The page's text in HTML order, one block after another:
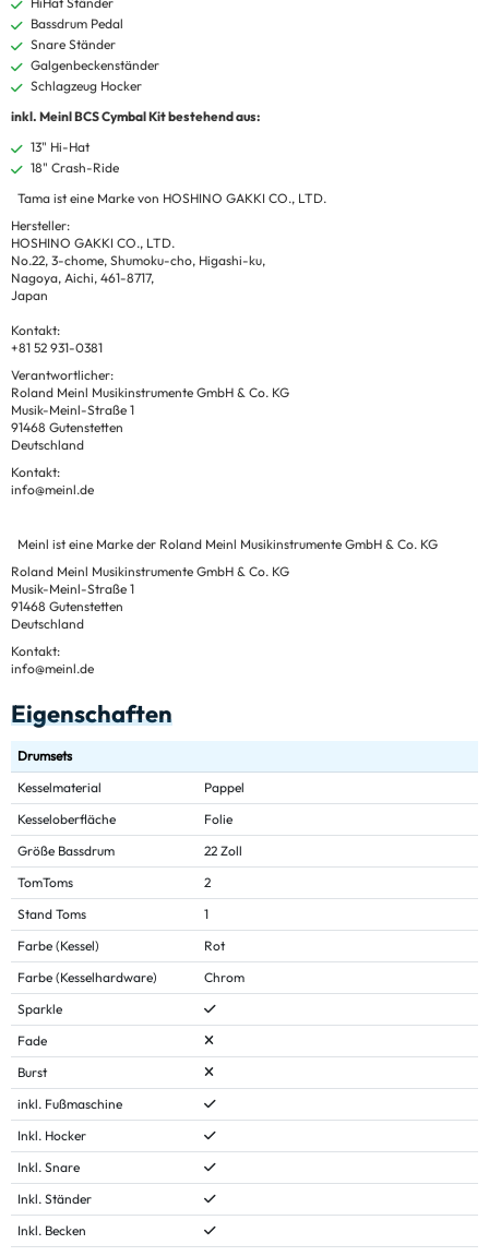
Bassdrum Pedal
Snare Ständer
Galgenbeckenständer
Schlagzeug Hocker
inkl. Meinl BCS Cymbal Kit bestehend aus:
13" Hi-Hat
18" Crash-Ride
Tama ist eine Marke von HOSHINO GAKKI CO., LTD.
Hersteller:
HOSHINO GAKKI CO., LTD.
No.22, 3-chome, Shumoku-cho, Higashi-ku,
Nagoya, Aichi, 461-8717,
Japan
Kontakt:
+81 52 931-0381
Verantwortlicher:
Roland Meinl Musikinstrumente GmbH & Co. KG
Musik-Meinl-Straße 1
91468 Gutenstetten
Deutschland
Kontakt:
info@meinl.de
Meinl ist eine Marke der Roland Meinl Musikinstrumente GmbH & Co. KG
Roland Meinl Musikinstrumente GmbH & Co. KG
Musik-Meinl-Straße 1
91468 Gutenstetten
Deutschland
Kontakt:
info@meinl.de
Eigenschaften
Drumsets
Kesselmaterial
Pappel
Kesseloberfläche
Folie
Größe Bassdrum
22 Zoll
TomToms
2
Stand Toms
1
Farbe (Kessel)
Rot
Farbe (Kesselhardware)
Chrom
Sparkle
Fade
Burst
inkl. Fußmaschine
Inkl. Hocker
Inkl. Snare
Inkl. Ständer
Inkl. Becken